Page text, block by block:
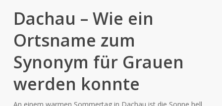
Dachau – Wie ein
Ortsname zum
Synonym für Grauen
werden konnte